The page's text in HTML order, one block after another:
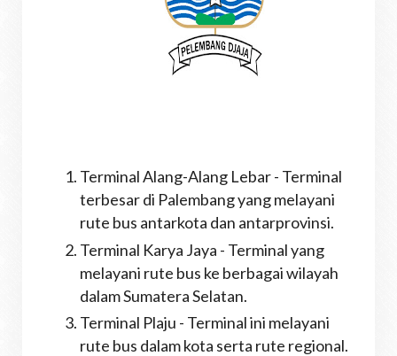
Terminal Alang-Alang Lebar - Terminal
terbesar di Palembang yang melayani
rute bus antarkota dan antarprovinsi.
Terminal Karya Jaya - Terminal yang
melayani rute bus ke berbagai wilayah
dalam Sumatera Selatan.
Terminal Plaju - Terminal ini melayani
rute bus dalam kota serta rute regional.